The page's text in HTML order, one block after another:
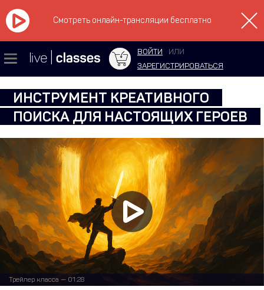
Смотреть онлайн-трансляции бесплатно
ВОЙТИ
ИЛИ
ЗАРЕГИСТРИРОВАТЬСЯ
ИНСТРУМЕНТ КРЕАТИВНОГО
ПОИСКА ДЛЯ НАСТОЯЩИХ ГЕРОЕВ
Трейлер класса — 01:28